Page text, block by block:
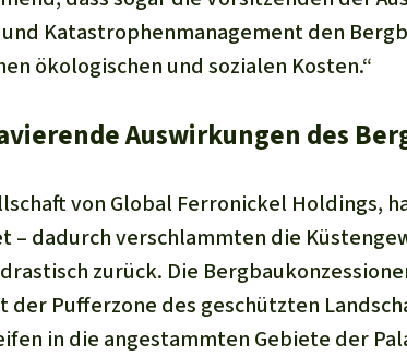
Katastrophenmanagement den
ökologischen und sozialen Kosten.“
Auswirkungen des
von Global Ferronickel Holdings,
– dadurch verschlammten die
zurück. Die
der Pufferzone des geschützten
in die angestammten Gebiete der